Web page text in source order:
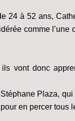
24 à 52 ans,
comme
vont donc
Stéphane Plaza,
en percer tous